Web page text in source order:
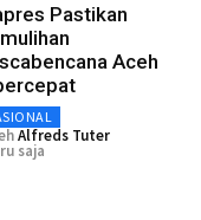
Pastikan
Aceh
Alfreds Tuter
saja